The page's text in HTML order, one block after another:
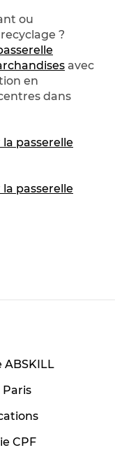
ou
?
avec
en
dans
passerelle
passerelle
Paris
CPF